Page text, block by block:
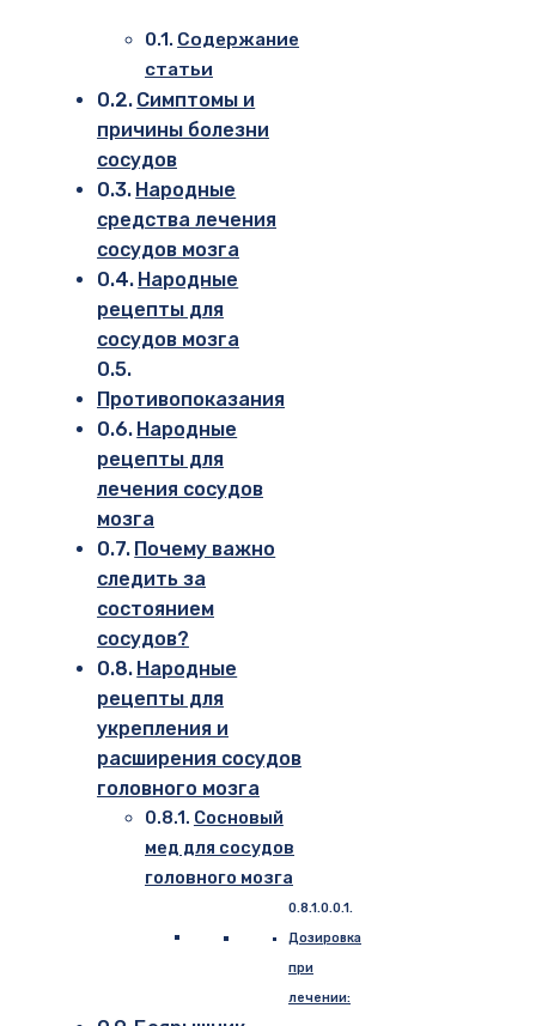
Содержание
статьи
Симптомы и
причины болезни
сосудов
Народные
средства лечения
сосудов мозга
Народные
рецепты для
сосудов мозга
Противопоказания
Народные
рецепты для
лечения сосудов
мозга
Почему важно
следить за
состоянием
сосудов?
Народные
рецепты для
укрепления и
расширения сосудов
головного мозга
Сосновый
мед для сосудов
головного мозга
Дозировка
при
лечении: